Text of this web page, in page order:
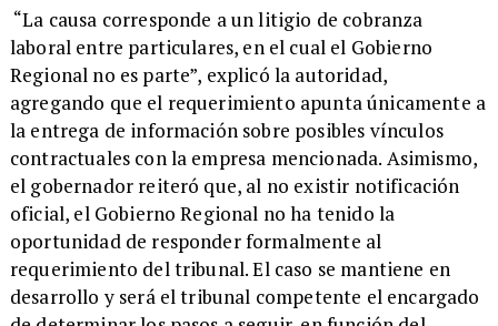
“La causa corresponde a un litigio de cobranza
laboral entre particulares, en el cual el Gobierno
Regional no es parte”, explicó la autoridad,
agregando que el requerimiento apunta únicamente a
la entrega de información sobre posibles vínculos
contractuales con la empresa mencionada. Asimismo,
el gobernador reiteró que, al no existir notificación
oficial, el Gobierno Regional no ha tenido la
oportunidad de responder formalmente al
requerimiento del tribunal. El caso se mantiene en
desarrollo y será el tribunal competente el encargado